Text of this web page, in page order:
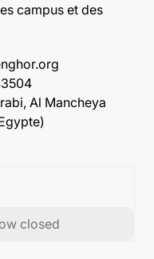
campus et des
Al Mancheya
closed